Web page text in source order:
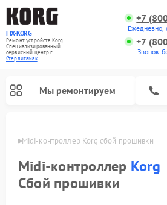
FIX-KORG
Ремонт устройств Korg
Специализированный
cервисный центр г.
Стерлитамак
+7
+7
Звонок
Мы ремонтируем
Midi-контроллер Korg сбой прошивки
Midi-контроллер Korg
Сбой прошивки